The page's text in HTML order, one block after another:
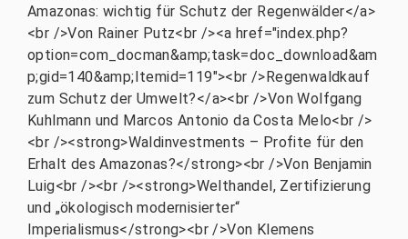
Amazonas: wichtig für Schutz der Regenwälder</a>
<br />Von Rainer Putz<br /><a href="index.php?
option=com_docman&amp;task=doc_download&am
p;gid=140&amp;Itemid=119"><br />Regenwaldkauf
zum Schutz der Umwelt?</a><br />Von Wolfgang
Kuhlmann und Marcos Antonio da Costa Melo<br />
<br /><strong>Waldinvestments – Profite für den
Erhalt des Amazonas?</strong><br />Von Benjamin
Luig<br /><br /><strong>Welthandel, Zertifizierung
und „ökologisch modernisierter“
Imperialismus</strong><br />Von Klemens